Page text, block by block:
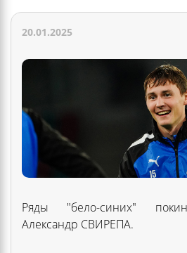
20.01.2025
Ряды "бело-синих"
Александр СВИРЕПА.